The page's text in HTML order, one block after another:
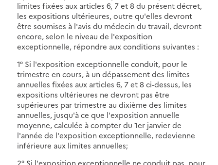
limites fixées aux articles 6, 7 et 8 du présent décret,
les expositions ultérieures, outre qu'elles devront
être soumises à l'avis du médecin du travail, devront
encore, selon le niveau de l'exposition
exceptionnelle, répondre aux conditions suivantes :
1° Si l'exposition exceptionnelle conduit, pour le
trimestre en cours, à un dépassement des limites
annuelles fixées aux articles 6, 7 et 8 ci-dessus, les
expositions ultérieures ne devront pas être
supérieures par trimestre au dixième des limites
annuelles, jusqu'à ce que l'exposition annuelle
moyenne, calculée à compter du 1er janvier de
l'année de l'exposition exceptionnelle, redevienne
inférieure aux limites annuelles;
2° Si l'exposition exceptionnelle ne conduit pas, pour